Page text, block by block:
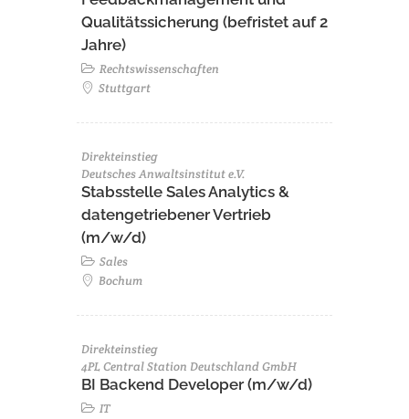
Qualitätssicherung (befristet auf 2
Jahre)
Rechtswissenschaften
Stuttgart
Direkteinstieg
Deutsches Anwaltsinstitut e.V.
Stabsstelle Sales Analytics &
datengetriebener Vertrieb
(m/w/d)
Sales
Bochum
Direkteinstieg
4PL Central Station Deutschland GmbH
BI Backend Developer (m/w/d)
IT